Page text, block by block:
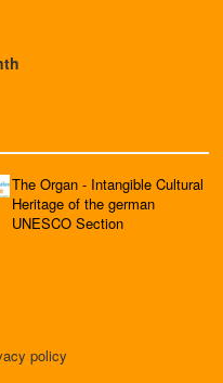
The Organ - Intangible Cultural
Heritage of the german
UNESCO Section
policy